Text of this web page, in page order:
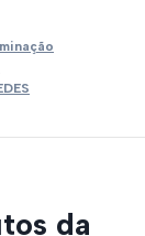
da